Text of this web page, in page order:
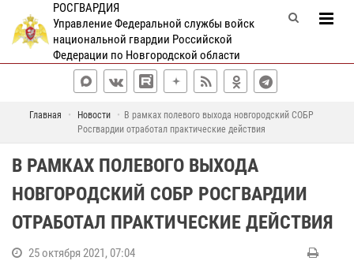
РОСГВАРДИЯ
Управление Федеральной службы войск
национальной гвардии Российской
Федерации по Новгородской области
Главная Новости
В рамках полевого выхода новгородский СОБР
Росгвардии отработал практические действия
В РАМКАХ ПОЛЕВОГО ВЫХОДА
НОВГОРОДСКИЙ СОБР РОСГВАРДИИ
ОТРАБОТАЛ ПРАКТИЧЕСКИЕ ДЕЙСТВИЯ
25 октября 2021, 07:04